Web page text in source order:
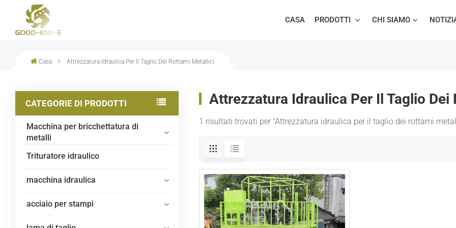
CASA PRODOTTI CHI SIAMO
Casa Attrezzatura Idraulica Per Il Taglio Dei Rottami Metallici
CATEGORIE DI PRODOTTI
Macchina per bricchettatura di
metalli
Trituratore idraulico
macchina idraulica
acciaio per stampi
Attrezzatura Idraulica Per Il Taglio
1 risultati trovati per "Attrezzatura idraulica per il taglio dei rottami